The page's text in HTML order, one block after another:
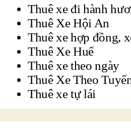
Thuê xe đi hành
Thuê Xe Hội An
Thuê xe hợp đồng,
Thuê Xe Huế
Thuê xe theo ngày
Thuê Xe Theo
Thuê xe tự lái